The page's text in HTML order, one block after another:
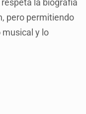
la biografía
pero permitiendo
musical y lo